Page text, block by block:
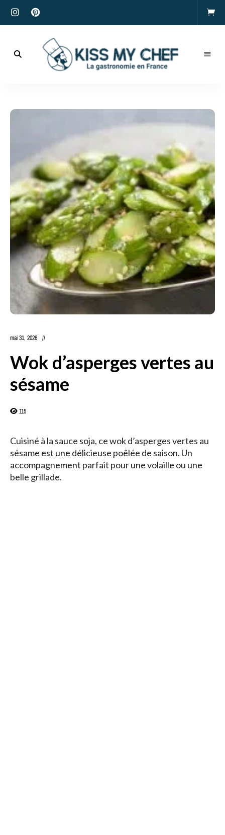
My
mai 31, 2026
Wok d’asperges vertes au
sésame
115
Cuisiné à la sauce soja, ce wok d’asperges vertes au
sésame est une délicieuse poêlée de saison. Un
accompagnement parfait pour une volaille ou une
belle grillade.